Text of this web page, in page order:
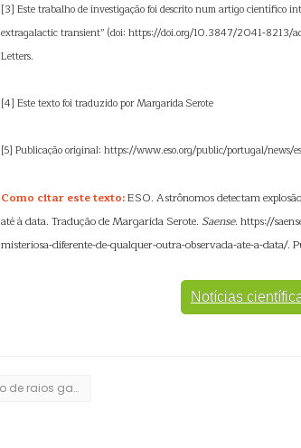
[3] Este trabalho de investigação foi descrito num artigo
extragalactic transient” (doi: https://doi.org/10.3847/2041-8213/
Letters.
[4] Este texto foi traduzido por Margarida Serote
[5] Publicação original: https://www.eso.org/public/portugal/news/
Como citar este texto:ESO. Astrônomos detectam
até à data. Tradução de Margarida Serote. Saense. https://
misteriosa-diferente-de-qualquer-outra-observada-ate-a-data/.
Notícias
Explosão de raios gama